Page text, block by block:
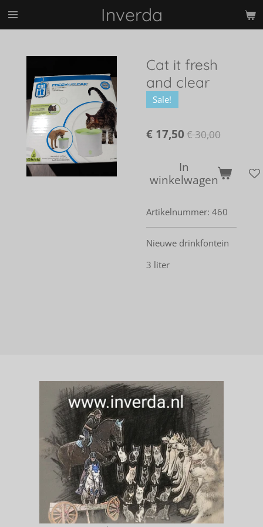
Ga
Inverda
Cat it fresh
and clear
Sale!
€ 17,50 € 30,00
In
winkelwagen
Artikelnummer: 460
Nieuwe drinkfontein
3 liter